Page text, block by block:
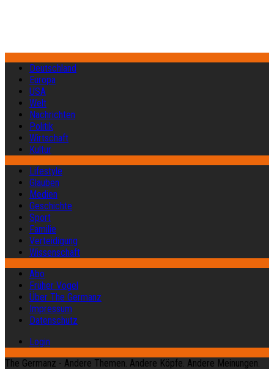
Deutschland
Europa
USA
Welt
Nachrichten
Politik
Wirtschaft
Kultur
Lifestyle
Glauben
Medien
Geschichte
Sport
Familie
Verteidigung
Wissenschaft
Abo
Früher Vogel
Über The Germanz
Impressum
Datenschutz
Login
The Germanz - Andere Themen. Andere Köpfe. Andere Meinungen.